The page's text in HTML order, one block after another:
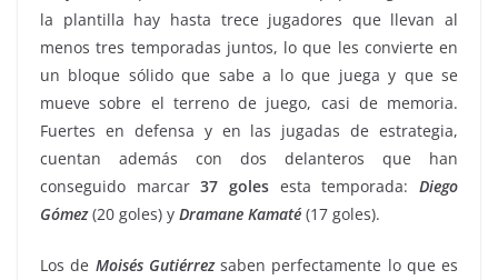
la plantilla hay hasta trece jugadores que llevan al
menos tres temporadas juntos, lo que les convierte en
un bloque sólido que sabe a lo que juega y que se
mueve sobre el terreno de juego, casi de memoria.
Fuertes en defensa y en las jugadas de estrategia,
cuentan además con dos delanteros que han
conseguido marcar37 goles esta temporada:Diego
Gómez(20 goles) y Dramane Kamaté (17 goles).
Los de Moisés Gutiérrezsaben perfectamente lo que es